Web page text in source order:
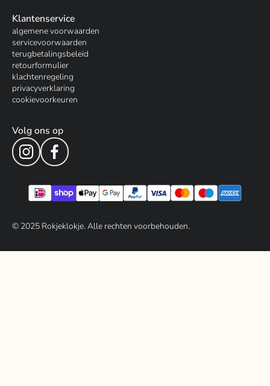
Klantenservice
algemene voorwaarden
servicevoorwaarden
terugbetalingsbeleid
retourformulier
klachtenregeling
privacyverklaring
cookievoorkeuren
Volg ons op
© 2025Rokjeklokje. Alle rechten voorbehouden.